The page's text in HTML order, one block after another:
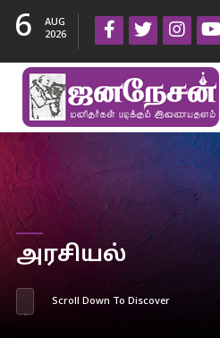
6
AUG
2026
அரசியல்
Scroll Down To Discover